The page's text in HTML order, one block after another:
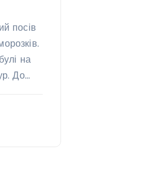
посів
на
До…